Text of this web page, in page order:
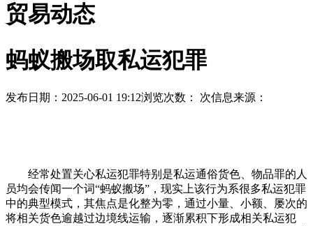
贸易动态
蚂蚁搬场取私运犯罪
发布日期：2025-06-01 19:12浏览次数： 次信息来源：
经常处置关心私运犯罪特别是私运通俗货色、物品罪的人
员均会传闻一个词“蚂蚁搬场”，现实上该行为系很多私运犯罪
中的典型模式，其焦点是化整为零，通过小量、小额、屡次的
将相关货色逾越过边境线运输，逐渐累积下形成相关私运犯